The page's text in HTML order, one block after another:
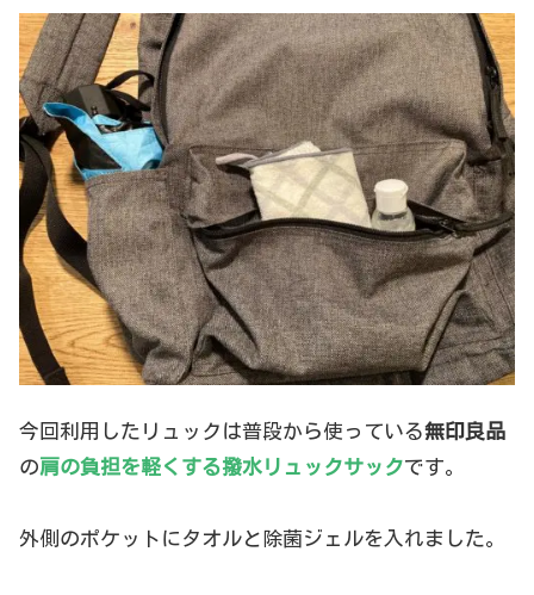
今回利用したリュックは普段から使っている無印良品
の肩の負担を軽くする撥水リュックサックです。
外側のポケットにタオルと除菌ジェルを入れました。